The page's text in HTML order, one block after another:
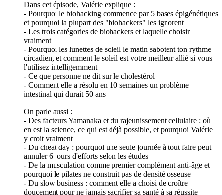
Dans cet épisode, Valérie explique :
- Pourquoi le biohacking commence par 5 bases épigénétiques
et pourquoi la plupart des "biohackers" les ignorent
- Les trois catégories de biohackers et laquelle choisir
vraiment
- Pourquoi les lunettes de soleil le matin sabotent ton rythme
circadien, et comment le soleil est votre meilleur allié si vous
l'utilisez intelligemment
- Ce que personne ne dit sur le cholestérol
- Comment elle a résolu en 10 semaines un problème
intestinal qui durait 50 ans
On parle aussi :
- Des facteurs Yamanaka et du rajeunissement cellulaire : où
en est la science, ce qui est déjà possible, et pourquoi Valérie
y croit vraiment
- Du cheat day : pourquoi une seule journée à tout faire peut
annuler 6 jours d'efforts selon les études
- De la musculation comme premier complément anti-âge et
pourquoi le pilates ne construit pas de densité osseuse
- Du slow business : comment elle a choisi de croître
doucement pour ne jamais sacrifier sa santé à sa réussite